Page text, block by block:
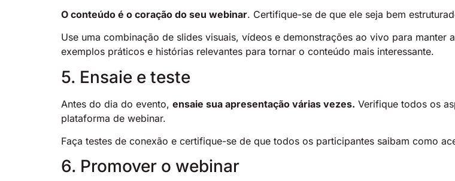
O conteúdo é o coração do seu webinar. Certifique-se de que ele seja bem
Use uma combinação de slides visuais, vídeos e demonstrações ao vivo para
exemplos práticos e histórias relevantes para tornar o conteúdo mais interessante.
5. Ensaie e teste
Antes do dia do evento, ensaie sua apresentação várias vezes. Verifique todos os
plataforma de webinar.
Faça testes de conexão e certifique-se de que todos os participantes saibam como
6. Promover o webinar